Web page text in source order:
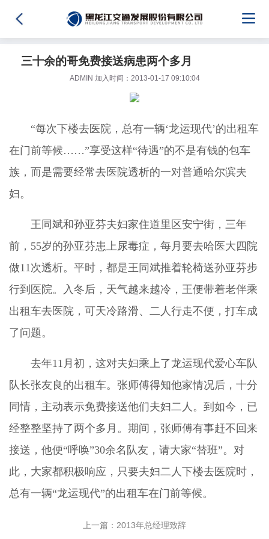
三十余的哥免费接送病患两个多月
ADMIN 加入时间：2013-01-17 09:10:04
“每次下楼去医院，总有一辆‘龙运现代’的出租车
在门前等候……”享受这样“待遇”的不是有钱的包车
族，而是需要经常去医院透析的一对普通哈尔滨夫
妇。
王同斌和孙亚芬夫妇家住道里区安宁街，三年
前，55岁的孙亚芬患上尿毒症，每月要去哈医大四院
做11次透析。平时，都是王同斌推着轮椅送孙亚芬步
行到医院。入冬后，天气越来越冷，王便带着老伴乘
出租车去医院，可天冷路滑、二人行走不便，打车成
了问题。
去年11月初，这对夫妇乘上了龙运现代爱心车队
队长张友良的出租车。张师傅得知他家情况后，十分
同情，主动表示免费接送他们夫妇二人。到如今，已
经整整坚持了两个多月。期间，张师傅有事赶不回来
接送，他便“呼唤”30余名队友，请大家“替班”。对
此，大家都积极响应，只要夫妇二人下楼去医院时，
总有一辆“龙运现代”的出租车在门前等候。
上一篇：2013年总经理致辞